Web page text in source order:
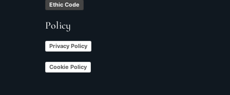
Ethic Code
Policy
Privacy Policy
Cookie Policy